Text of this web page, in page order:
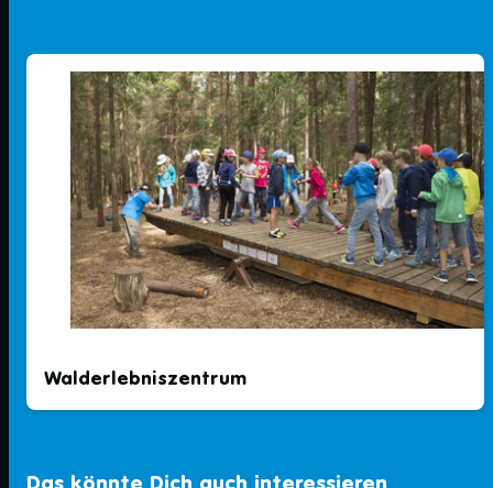
Walderlebniszentrum
Das könnte Dich auch interessieren